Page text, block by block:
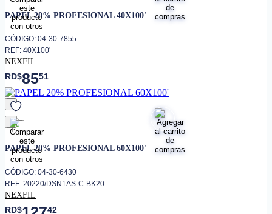
favorito
PAPEL 20% PROFESIONAL 40X100'
CÓDIGO: 04-30-7855
REF: 40X100'
NEXFIL
RD$8551
favorito
PAPEL 20% PROFESIONAL 60X100'
CÓDIGO: 04-30-6430
REF: 20220/DSN1AS-C-BK20
NEXFIL
RD$
42